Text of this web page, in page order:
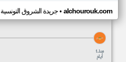
جريدة الشروق التونسية• alchourouk.com
منذ ٤
أيام